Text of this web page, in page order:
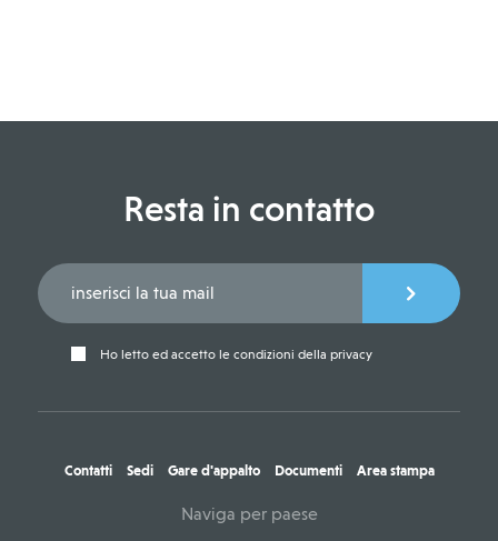
Resta in contatto
Ho letto ed accetto le condizioni della privacy
Contatti Sedi Gare d'appalto Documenti Area stampa
Naviga per paese